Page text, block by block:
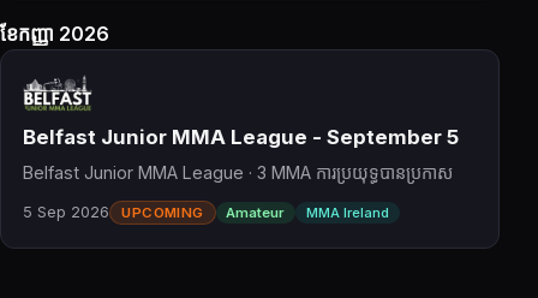
ខែកញ្ញា 2026
Belfast Junior MMA League - September 5
Belfast Junior MMA League · 3 MMA ការប្រយុទ្ធបានប្រកាស
5 Sep 2026 UPCOMING Amateur MMA Ireland